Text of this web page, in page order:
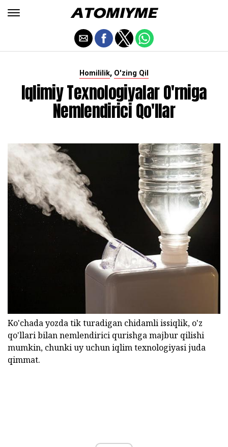
Homililik, O'zing Qil
Iqlimiy Texnologiyalar O'rniga
Nemlendirici Qo'llar
Ko'chada yozda tik turadigan chidamli issiqlik, o'z
qo'llari bilan nemlendirici qurishga majbur qilishi
mumkin, chunki uy uchun iqlim texnologiyasi juda
qimmat.